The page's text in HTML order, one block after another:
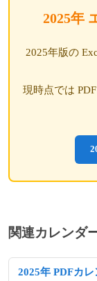
2025年
2025年版の
現時点では
関連カレンダ
2025年 PDFカ